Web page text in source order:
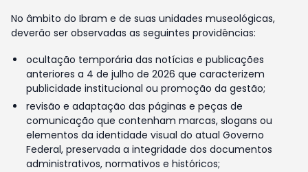
No âmbito do Ibram e de suas unidades museológicas,
deverão ser observadas as seguintes providências:
ocultação temporária das notícias e publicações
anteriores a 4 de julho de 2026 que caracterizem
publicidade institucional ou promoção da gestão;
revisão e adaptação das páginas e peças de
comunicação que contenham marcas, slogans ou
elementos da identidade visual do atual Governo
Federal, preservada a integridade dos documentos
administrativos, normativos e históricos;